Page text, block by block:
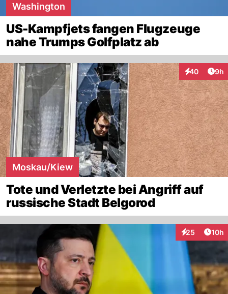
Washington
US-Kampfjets fangen Flugzeuge
nahe Trumps Golfplatz ab
40
Interaktionen
9h
Moskau/Kiew
Tote und Verletzte bei Angriff auf
russische Stadt Belgorod
25
Interaktionen
10h